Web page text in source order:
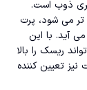
ذوب است.
تر می شود، پرت
آید. با این
ریسک را بالا
نیز تعیین کننده